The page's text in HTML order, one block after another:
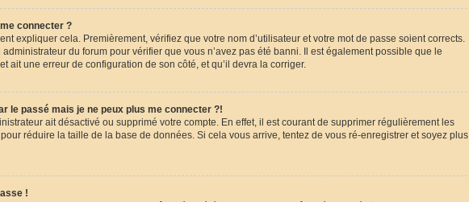
connecter ?
expliquer cela. Premièrement, vérifiez que votre nom d’utilisateur et votre mot de passe soient corrects.
administrateur du forum pour vérifier que vous n’avez pas été banni. Il est également possible que le
ait une erreur de configuration de son côté, et qu’il devra la corriger.
le passé mais je ne peux plus me connecter ?!
ait désactivé ou supprimé votre compte. En effet, il est courant de supprimer régulièrement les
réduire la taille de la base de données. Si cela vous arrive, tentez de vous ré-enregistrer et soyez plus
!